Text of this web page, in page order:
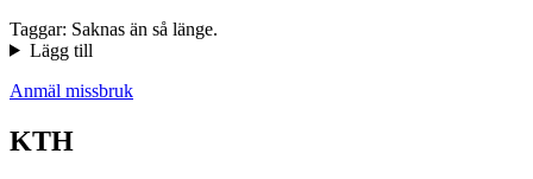
Taggar: Saknas än så länge.
Lägg till
Anmäl missbruk
KTH